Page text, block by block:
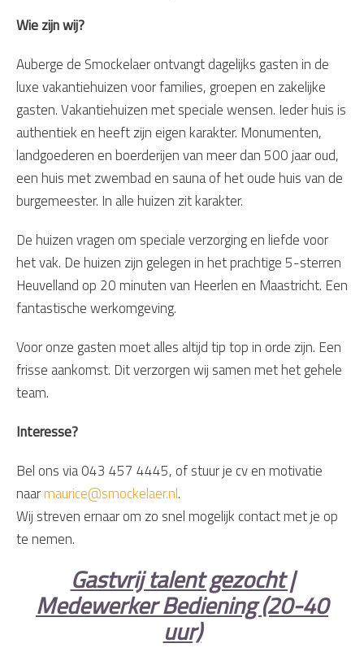
Wie zijn wij?
Auberge de Smockelaer ontvangt dagelijks gasten in de
luxe vakantiehuizen voor families, groepen en zakelijke
gasten. Vakantiehuizen met speciale wensen. Ieder huis is
authentiek en heeft zijn eigen karakter. Monumenten,
landgoederen en boerderijen van meer dan 500 jaar oud,
een huis met zwembad en sauna of het oude huis van de
burgemeester. In alle huizen zit karakter.
De huizen vragen om speciale verzorging en liefde voor
het vak. De huizen zijn gelegen in het prachtige 5-sterren
Heuvelland op 20 minuten van Heerlen en Maastricht. Een
fantastische werkomgeving.
Voor onze gasten moet alles altijd tip top in orde zijn. Een
frisse aankomst. Dit verzorgen wij samen met het gehele
team.
Interesse?
Bel ons via 043 457 4445, of stuur je cv en motivatie
naarmaurice@smockelaer.nl.
Wij streven ernaar om zo snel mogelijk contact met je op
te nemen.
Gastvrij talent gezocht |
Medewerker Bediening (20-40
uur)